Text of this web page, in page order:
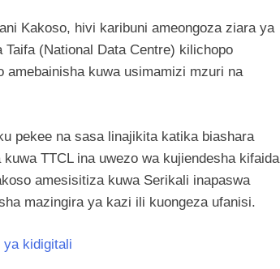
Kakoso, hivi karibuni ameongoza ziara ya
(National Data Centre) kilichopo
kuwa usimamizi mzuri na
pekee na sasa linajikita katika biashara
TTCL ina uwezo wa kujiendesha kifaida
amesisitiza kuwa Serikali inapaswa
mazingira ya kazi ili kuongeza ufanisi.
ya kidigitali